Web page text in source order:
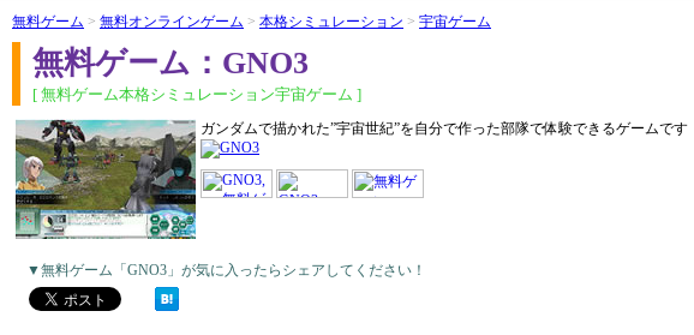
無料ゲーム > 無料オンラインゲーム > 本格シミュレーション > 宇宙ゲーム
無料ゲーム：GNO3
[ 無料ゲーム本格シミュレーション宇宙ゲーム ]
ガンダムで描かれた”宇宙世紀”を自分で作った部隊で体験できるゲームです
▼無料ゲーム「GNO3」が気に入ったらシェアしてください！